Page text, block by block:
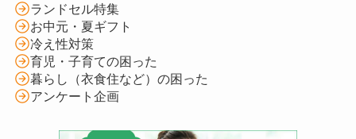
ランドセル特集
お中元・夏ギフト
冷え性対策
育児・子育ての困った
暮らし（衣食住など）の困った
アンケート企画